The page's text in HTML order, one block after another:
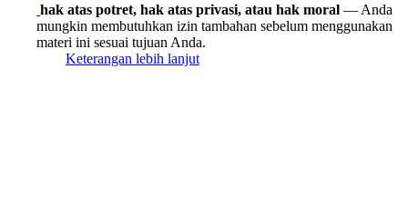
hak atas potret, hak atas privasi, atau hak moral — Anda
mungkin membutuhkan izin tambahan sebelum menggunakan
materi ini sesuai tujuan Anda.
Keterangan lebih lanjut